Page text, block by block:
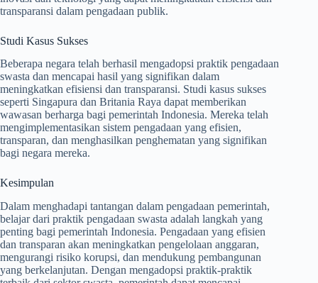
transparansi dalam pengadaan publik.
Studi Kasus Sukses
Beberapa negara telah berhasil mengadopsi praktik pengadaan
swasta dan mencapai hasil yang signifikan dalam
meningkatkan efisiensi dan transparansi. Studi kasus sukses
seperti Singapura dan Britania Raya dapat memberikan
wawasan berharga bagi pemerintah Indonesia. Mereka telah
mengimplementasikan sistem pengadaan yang efisien,
transparan, dan menghasilkan penghematan yang signifikan
bagi negara mereka.
Kesimpulan
Dalam menghadapi tantangan dalam pengadaan pemerintah,
belajar dari praktik pengadaan swasta adalah langkah yang
penting bagi pemerintah Indonesia. Pengadaan yang efisien
dan transparan akan meningkatkan pengelolaan anggaran,
mengurangi risiko korupsi, dan mendukung pembangunan
yang berkelanjutan. Dengan mengadopsi praktik-praktik